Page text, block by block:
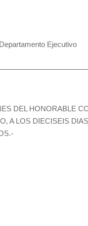
Ejecutivo
DEL HONORABLE
A LOS DIECISEIS